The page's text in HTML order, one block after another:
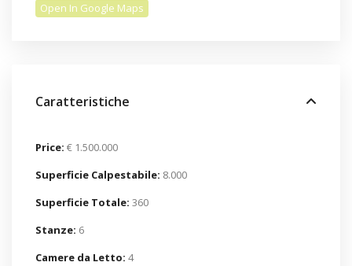
Open In Google Maps
Caratteristiche
Price: € 1.500.000
Superficie Calpestabile: 8.000
Superficie Totale: 360
Stanze: 6
Camere da Letto: 4